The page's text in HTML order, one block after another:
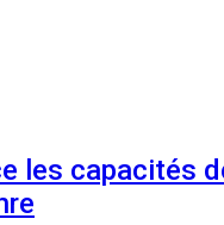
les capacités